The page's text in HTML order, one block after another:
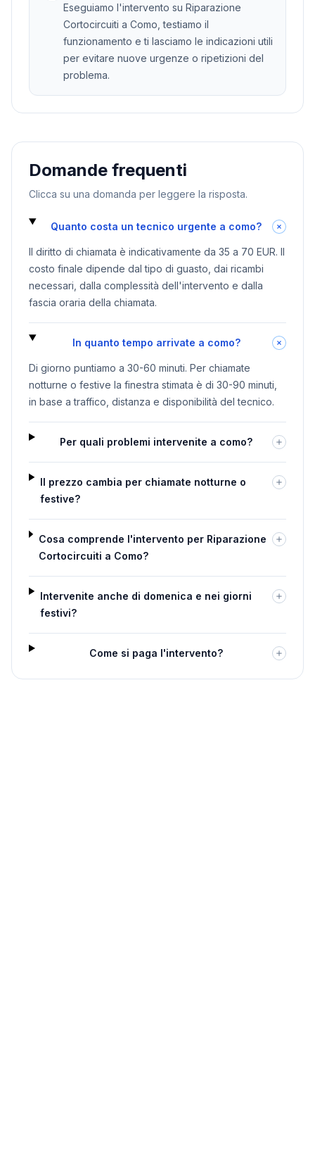
Eseguiamo l'intervento su Riparazione
Cortocircuiti a Como, testiamo il
funzionamento e ti lasciamo le indicazioni utili
per evitare nuove urgenze o ripetizioni del
problema.
Domande frequenti
Clicca su una domanda per leggere la risposta.
Quanto costa un tecnico urgente a como?
Il diritto di chiamata è indicativamente da 35 a 70 EUR. Il
costo finale dipende dal tipo di guasto, dai ricambi
necessari, dalla complessità dell'intervento e dalla
fascia oraria della chiamata.
In quanto tempo arrivate a como?
Di giorno puntiamo a 30-60 minuti. Per chiamate
notturne o festive la finestra stimata è di 30-90 minuti,
in base a traffico, distanza e disponibilità del tecnico.
Per quali problemi intervenite a como?
Il prezzo cambia per chiamate notturne o
festive?
Cosa comprende l'intervento per Riparazione
Cortocircuiti a Como?
Intervenite anche di domenica e nei giorni
festivi?
Come si paga l'intervento?